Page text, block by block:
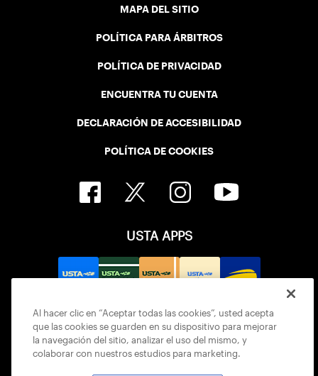
MAPA DEL SITIO
POLÍTICA PARA ÁRBITROS
POLÍTICA DE PRIVACIDAD
ENCUENTRA TU CUENTA
DECLARACIÓN DE ACCESIBILIDAD
POLÍTICA DE COOKIES
USTA APPS
Al hacer clic en “Aceptar todas las cookies”, usted acepta
que las cookies se guarden en su dispositivo para mejorar
la navegación del sitio, analizar el uso del mismo, y
colaborar con nuestros estudios para marketing.